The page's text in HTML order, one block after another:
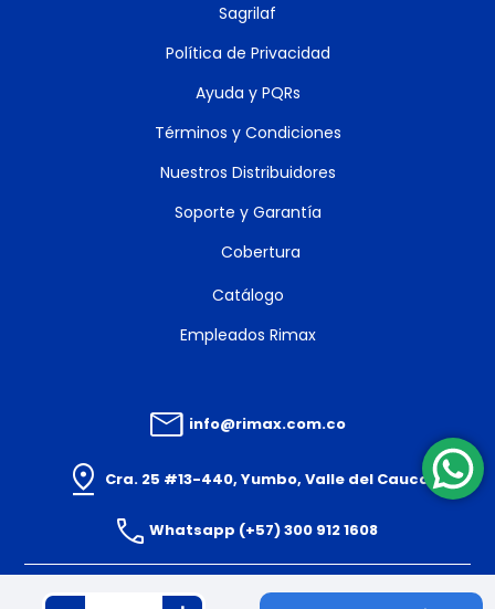
Sagrilaf
Política de Privacidad
Ayuda y PQRs
Términos y Condiciones
Nuestros Distribuidores
Soporte y Garantía
Cobertura
Catálogo
Empleados Rimax
info@rimax.com.co
Cra. 25 #13-440, Yumbo, Valle del Cauca
Whatsapp (+57) 300 912 1608